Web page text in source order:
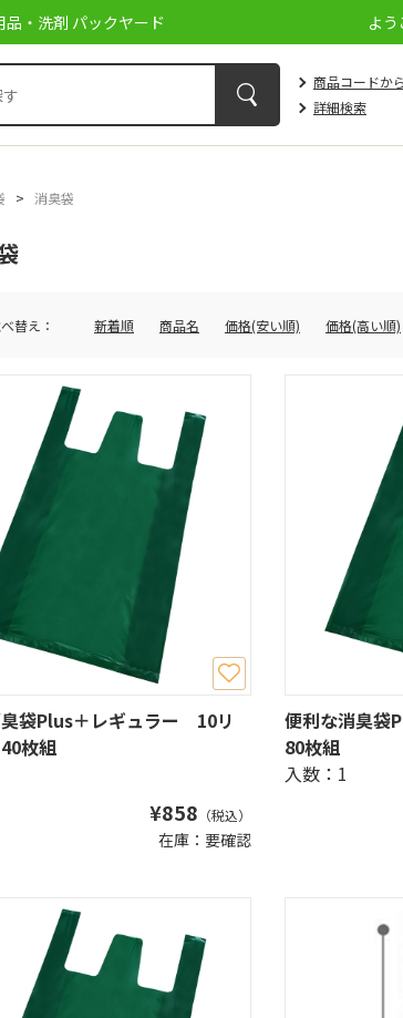
・洗剤 パックヤード よ
商品コードか
詳細検索
> 消臭袋
替え： 新着順 商品名 価格(安い順) 価格(高い順)
袋Plus＋レギュラー 10リ
枚組
¥858 （税込）
在庫：要確認
便利な消臭
80枚組
入数：1